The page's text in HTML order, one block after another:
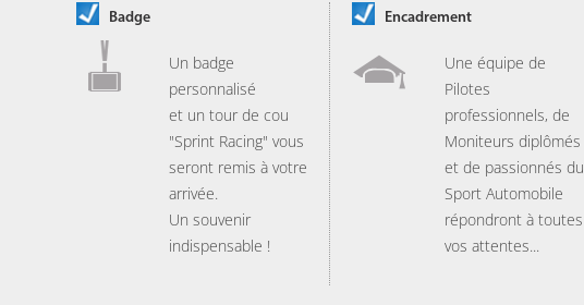
Badge
Un badge
personnalisé
et un tour de cou
"Sprint Racing" vous
seront remis à votre
arrivée.
Un souvenir
indispensable !
Encadrement
Une équipe de
Pilotes
professionnels, de
Moniteurs diplômés
et de passionnés du
Sport Automobile
répondront à toutes
vos attentes...